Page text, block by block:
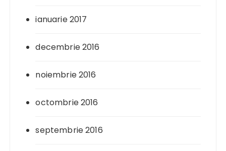
ianuarie 2017
decembrie 2016
noiembrie 2016
octombrie 2016
septembrie 2016